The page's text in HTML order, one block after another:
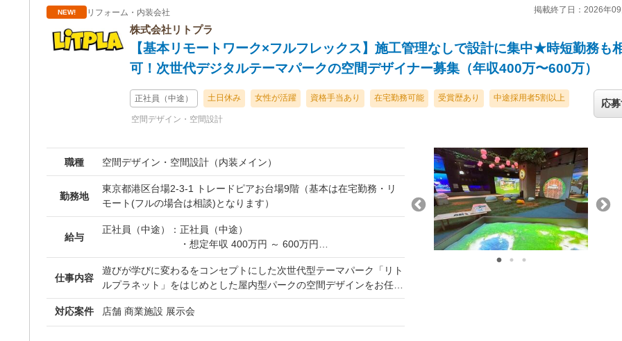
リア ■メッセージ■ 設計が好き。 空間づくりに関わりたい。 図面を
描くだけではなく、もっとお客様の近くで仕事がしたい。 自分の提
案がどのように現場で形になるのかを見届けたい。 いつかは、自分
で一つのプロジェクトを動かしてみたい。 そんな想いを持つ方を歓
迎します。 経験者の方には、これまで培ってきた力を、より広い領
の知識やスキルだけで応募を迷ってほしくありません。 空間づくり
を通じて、お客様の事業に貢献し、自分自身も成長したい。 そんな
方と、一緒に仕事ができることを楽しみにしています。
ケーションを取りながら、チーム一丸となって1つの空間をカタチに
していきます 現場に設計の意図が正しく伝わっているかを全員で確
認しながら進めるため、独りよがりではない「本物の顧客理解」と
「確かな提案力」が身につき、設計者として圧倒的な成長幅を実感で
きる環境です
NEW! リフォーム・内装会社 掲載終了日：2026年
株式会社リトプラ
【基本リモートワーク×フルフレックス】施工管理なしで設計に集中★時短勤務も
可！次世代デジタルテーマパークの空間デザイナー募集（年収400万〜600万）
正社員（中途） 土日休み 女性が活躍 資格手当あり 在宅勤務可能 受賞歴あり 中途採用者5割以上
空間デザイン・空間設計
応
職種 空間デザイン・空間設計（内装メイン）
勤務地
東京都港区台場2-3-1 トレードピアお台場9階（基本は在宅勤務・リ
モート(フルの場合は相談)となります）
給与
正社員（中途）： 正社員（中途）
・想定年収 400万円 ～ 600万円
・月給 30万円 ～ 50万円
※これまでのご経験・前職の給与・スキルを最大限
に考慮の上、決定いたします。
固定残業代： 上記額には月45時間分の固定残業代
仕事内容
遊びが学びに変わるをコンセプトにした次世代型テーマパーク「リト
ルプラネット」をはじめとした屋内型パークの空間デザインをお任せ
します。 あなたにお任せしたいのは、単なる綺麗な「ハコ（店
舗）」としての設計ではなく、子どもたちの好奇心を爆発させ、最先
端のデジタル技術とリアルなアソビが融合した「体験そのもの」をデ
対応案件 店舗 商業施設 展示会